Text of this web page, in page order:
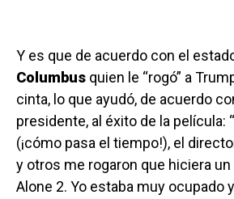
Y es que de acuerdo con el
Columbus quien le “rogó” a
cinta, lo que ayudó, de acuerdo
presidente, al éxito de la película:
(¡cómo pasa el tiempo!), el
y otros me rogaron que hiciera
Alone 2. Yo estaba muy ocupado